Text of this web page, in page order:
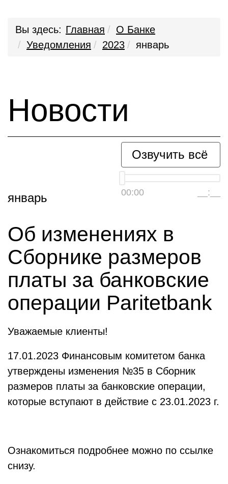
Вы здесь: Главная
О Банке
Уведомления
2023 январь
Новости
Озвучить всё
00:00 __:__
январь
Об изменениях в
Сборнике размеров
платы за банковские
операции Paritetbank
Уважаемые клиенты!
17.01.2023 Финансовым комитетом банка
утверждены изменения №35 в Сборник
размеров платы за банковские операции,
которые вступают в действие с 23.01.2023 г.
Ознакомиться подробнее можно по ссылке
снизу.